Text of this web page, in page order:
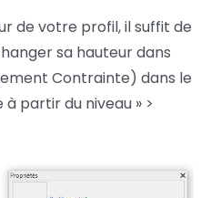
de votre profil, il suffit de
sa hauteur dans
Contrainte) dans le
partir du niveau » >